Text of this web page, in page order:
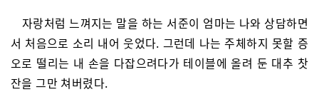
자랑처럼 느껴지는 말을 하는 서준이 엄마는 나와 상담하면
서 처음으로 소리 내어 웃었다. 그런데 나는 주체하지 못할 증
오로 떨리는 내 손을 다잡으려다가 테이블에 올려 둔 대추 찻
잔을 그만 쳐버렸다.